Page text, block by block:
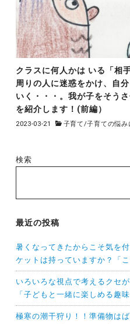
クラスに何人かは いる「相
周りの人に迷惑をかけ、自
いく・・・。我が子をそう
を紹介します！(前編）
2023-03-21 子育て/子育ての悩み
検索
最近の投稿
暑くなってきたからこそ気を
ケットは持っていますか？「
いろいろな視点で考えるクセ
「子どもと一緒に楽しめる趣
極寒の潮干狩り！！準備物は